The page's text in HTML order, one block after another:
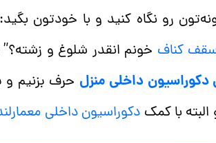
رو نگاه کنید و با خودتون
کناف خونم انقدر شلوغ و زشته؟”
دکوراسیون داخلی منزل حرف بزنیم و
البته با کمک دکوراسیون داخلی